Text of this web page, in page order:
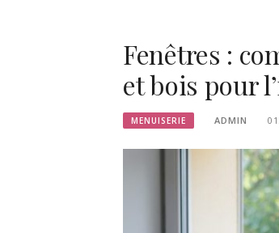
Fenêtres :
et bois pour
MENUISERIE ADMIN